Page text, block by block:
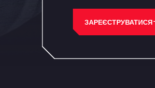
ЗАРЕЄСТРУВАТИСЯ